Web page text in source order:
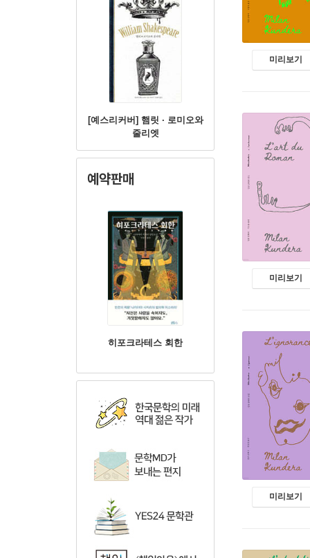
[예스리커버] 햄릿 · 로미오와
줄리엣
예약판매
히포크라테스 회한
미리보기
미리보기
미리보기